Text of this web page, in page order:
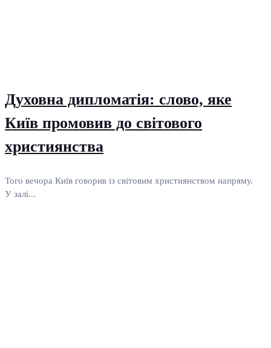
Духовна дипломатія: слово, яке
Київ промовив до світового
християнства
Того вечора Київ говорив із світовим християнством напряму.
У залі...